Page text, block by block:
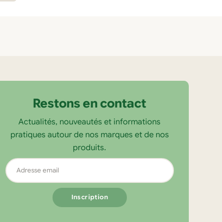
Restons en contact
Actualités, nouveautés et informations
pratiques autour de nos marques et de nos
produits.
Adresse
email